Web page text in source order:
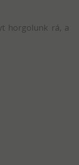
horgolunk rá, a